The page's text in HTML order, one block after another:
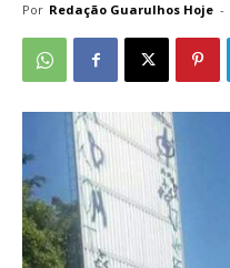
Por Redação Guarulhos Hoje -